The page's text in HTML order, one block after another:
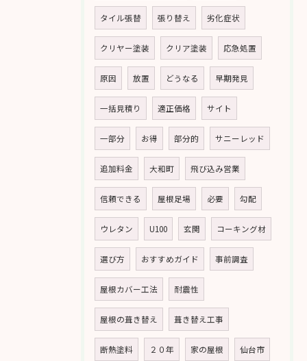
タイル張替 張り替え 劣化症状
クリヤー塗装 クリア塗装 応急処置
原因 放置 どうなる 早期発見
一括見積り 適正価格 サイト
一部分 お得 部分的 サニーレッド
追加料金 大和町 飛び込み営業
信頼できる 屋根足場 必要 勾配
ウレタン U100 玄関 コーキング材
選び方 おすすめガイド 事前調査
屋根カバー工法 耐震性
屋根の葺き替え 葺き替え工事
断熱塗料 ２０年 家の屋根 仙台市